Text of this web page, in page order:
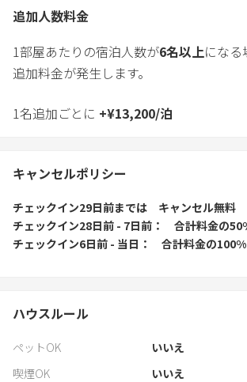
追加人数料金
1部屋あたりの宿泊人数が6名以上にな
追加料金が発生します。
1名追加ごとに +¥13,200/泊
キャンセルポリシー
チェックイン29日前までは
キャンセル無料
チェックイン28日前 - 7日前
合計料金の
チェックイン6日前 - 当日
合計料金の100%
ハウスルール
ペットOK
いいえ
喫煙OK
いいえ